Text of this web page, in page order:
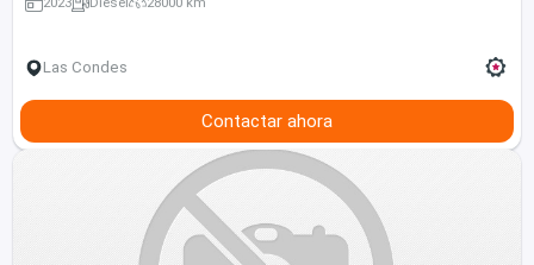
Las Condes
Contactar ahora